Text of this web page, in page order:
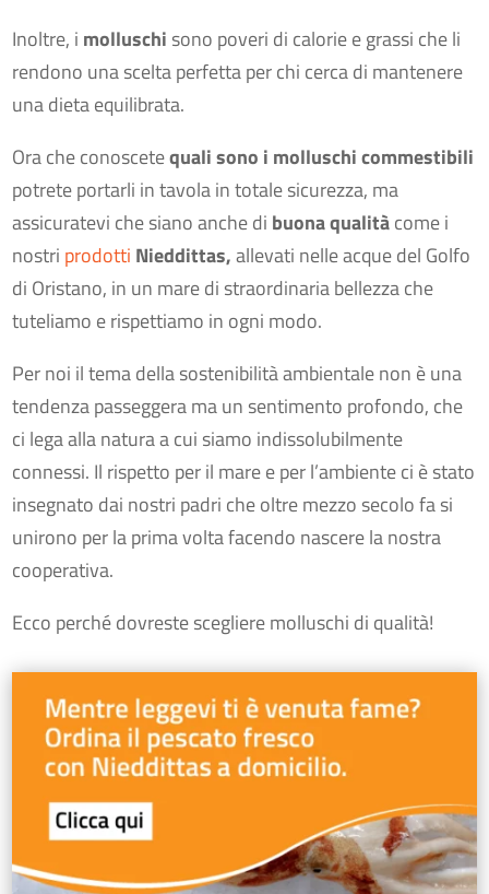
Inoltre, i molluschi sono poveri di calorie e grassi che li
rendono una scelta perfetta per chi cerca di mantenere
una dieta equilibrata.
Ora che conoscetequali sono i molluschi commestibili
potrete portarli in tavola in totale sicurezza, ma
assicuratevi che siano anche di buona qualitàcome i
nostri prodotti Nieddittas,allevati nelle acque del Golfo
di Oristano, in un mare di straordinaria bellezza che
tuteliamo e rispettiamo in ogni modo.
Per noi il tema della sostenibilità ambientale non è una
tendenza passeggera ma un sentimento profondo, che
ci lega alla natura a cui siamo indissolubilmente
connessi. Il rispetto per il mare e per l’ambiente ci è stato
insegnato dai nostri padri che oltre mezzo secolo fa si
unirono per la prima volta facendo nascere la nostra
cooperativa.
Ecco perché dovreste scegliere molluschi di qualità!